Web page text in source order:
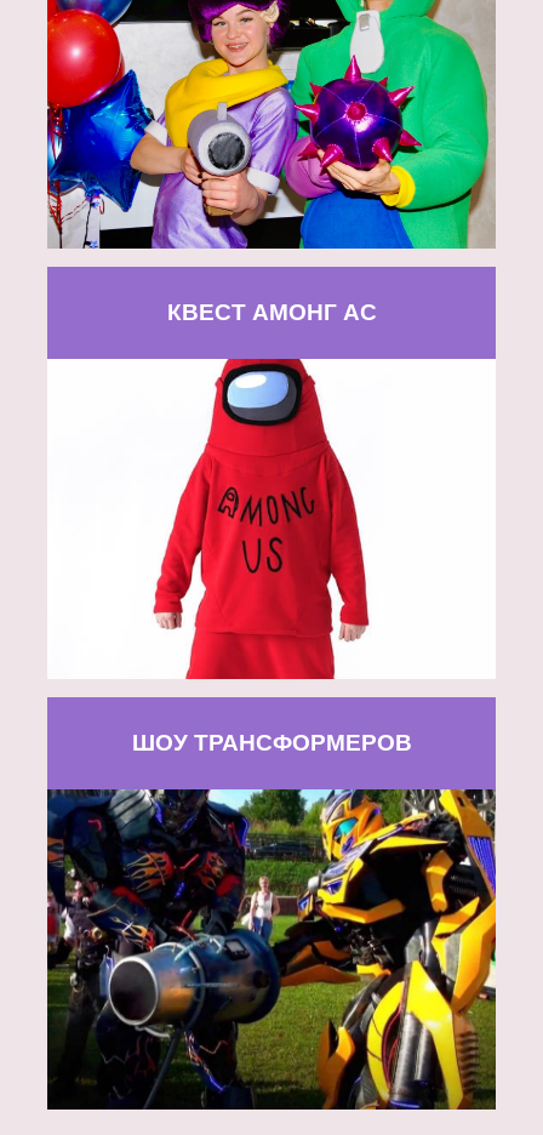
КВЕСТ АМОНГ АС
ШОУ ТРАНСФОРМЕРОВ